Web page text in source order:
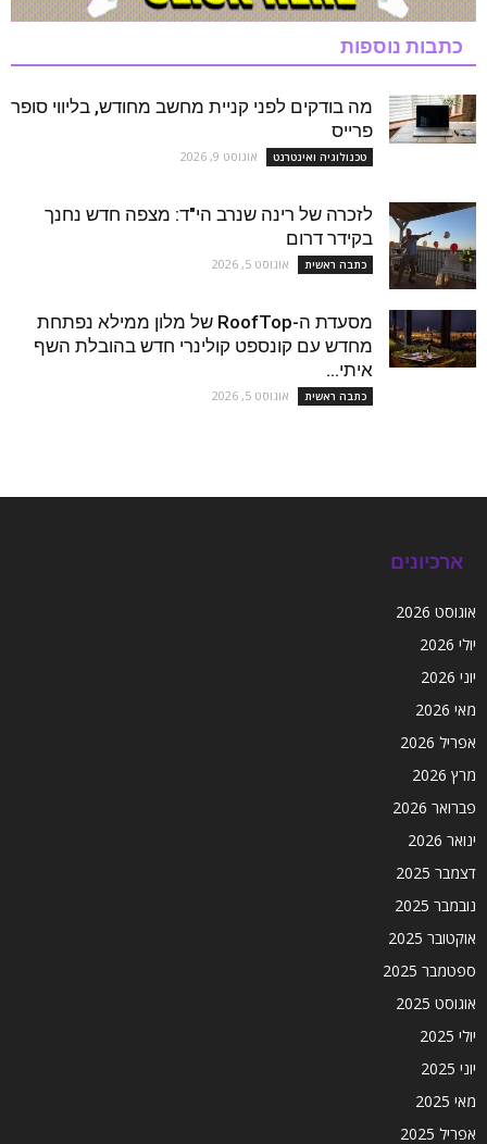
כתבות נוספות
מה בודקים לפני קניית מחשב מחודש, בליווי סופר
פרייס
טכנולוגיה ואינטרנט אוגוסט 9, 2026
לזכרה של רינה שנרב הי"ד: מצפה חדש נחנך
בקידר דרום
כתבה ראשית אוגוסט 5, 2026
מסעדת ה-RoofTop של מלון ממילא נפתחת
מחדש עם קונספט קולינרי חדש בהובלת השף
איתי...
כתבה ראשית אוגוסט 5, 2026
ארכיונים
אוגוסט 2026
יולי 2026
יוני 2026
מאי 2026
אפריל 2026
מרץ 2026
פברואר 2026
ינואר 2026
דצמבר 2025
נובמבר 2025
אוקטובר 2025
ספטמבר 2025
אוגוסט 2025
יולי 2025
יוני 2025
מאי 2025
אפריל 2025